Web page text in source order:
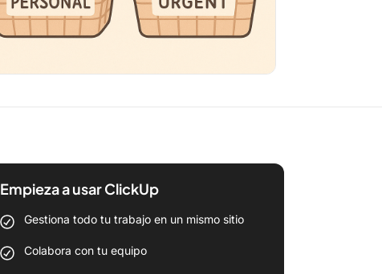
Empieza a usar ClickUp
Gestiona todo tu trabajo en un mismo sitio
Colabora con tu equipo